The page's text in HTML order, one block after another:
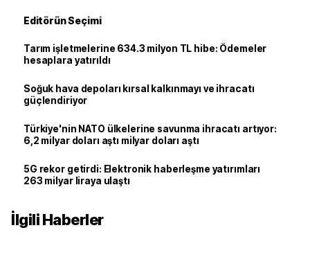
Editörün Seçimi
Tarım işletmelerine 634.3 milyon TL hibe: Ödemeler
hesaplara yatırıldı
Soğuk hava depoları kırsal kalkınmayı ve ihracatı
güçlendiriyor
Türkiye'nin NATO ülkelerine savunma ihracatı artıyor:
6,2 milyar doları aştı milyar doları aştı
5G rekor getirdi: Elektronik haberleşme yatırımları
263 milyar liraya ulaştı
İlgili Haberler